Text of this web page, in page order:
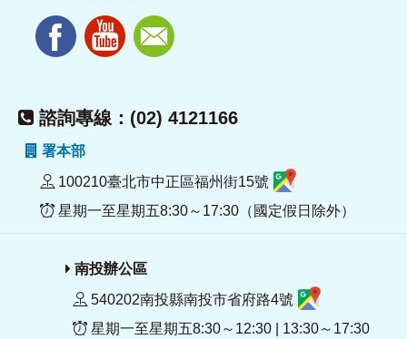
諮詢專線：(02) 4121166
署本部
100210臺北市中正區福州街15號
星期一至星期五8:30～17:30（國定假日除外）
南投辦公區
540202南投縣南投市省府路4號
星期一至星期五8:30～12:30 | 13:30～17:30